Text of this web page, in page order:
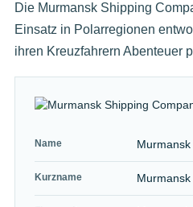
Name
Kurzname
Die Murmansk Shipping
Einsatz in Polarregionen
ihren Kreuzfahrern Abenteuer